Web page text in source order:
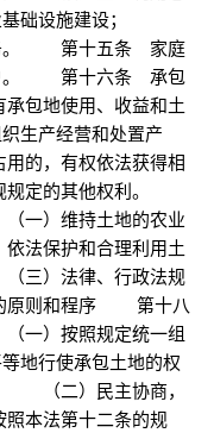
基础设施建设；
务。 第十五条 家庭
户。 第十六条 承包
包地使用、收益和土
生产经营和处置产
的，有权依法获得相
规定的其他权利。
）维持土地的农业
法保护和合理利用土
三）法律、行政法规
原则和程序 第十八
）按照规定统一组
地行使承包土地的权
（二）民主协商，
本法第十二条的规